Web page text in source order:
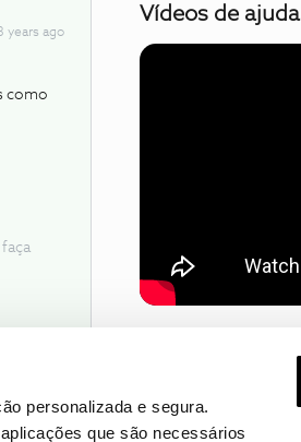
personalizada e segura.
que são necessários
years ago
como
Vídeos de ajuda